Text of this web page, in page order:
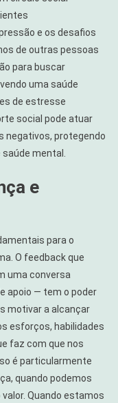
e os desafios
de outras pessoas
para buscar
uma saúde
de estresse
social pode atuar
negativos, protegendo
mental.
e
para o
O feedback que
uma conversa
apoio — tem o poder
motivar a alcançar
esforços, habilidades
faz com que nos
é particularmente
quando podemos
Quando estamos